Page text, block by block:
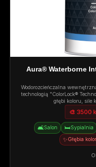
Aura® Waterborne
Wodorozcieńczalna
technologią "ColorLock®
głębi koloru, sile
🎨 3500
🛋️Salon 🛏️Sypialnia
✨Głębia